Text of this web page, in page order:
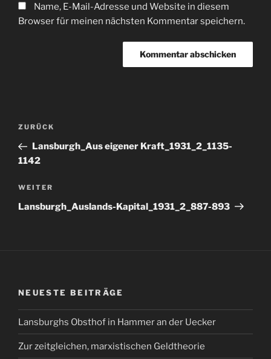
Name, E-Mail-Adresse und Website in diesem
Browser für meinen nächsten Kommentar speichern.
Beitragsnavigation
Vorheriger
Beitrag
ZURÜCK
Lansburgh_Aus eigener Kraft_1931_2_1135-
1142
Nächster
Beitrag
WEITER
Lansburgh_Auslands-Kapital_1931_2_887-893
NEUESTE BEITRÄGE
Lansburghs Obsthof in Hammer an der Uecker
Zur zeitgleichen, marxistischen Geldtheorie